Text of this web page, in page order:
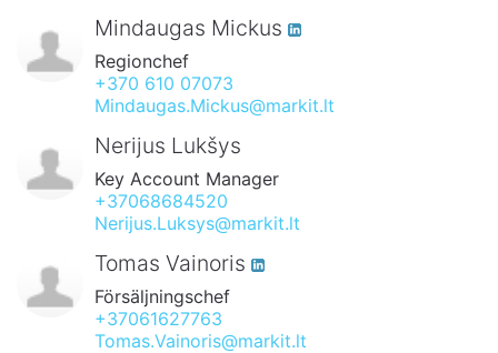
Mindaugas Mickus
Regionchef
+370 610 07073
Mindaugas.Mickus@markit.lt
Nerijus Lukšys
Key Account Manager
+37068684520
Nerijus.Luksys@markit.lt
Tomas Vainoris
Försäljningschef
+37061627763
Tomas.Vainoris@markit.lt